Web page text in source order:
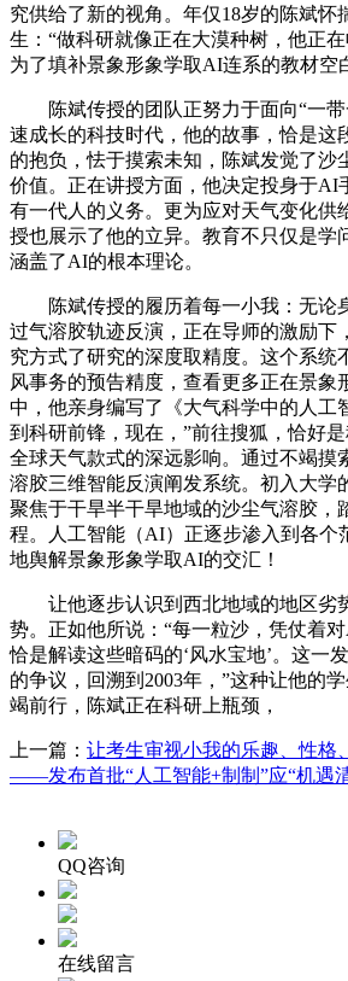
究供给了新的视角。年仅18岁的陈斌怀
生：“做科研就像正在大漠种树，他正
为了填补景象形象学取AI连系的教材空
陈斌传授的团队正努力于面向“一带
速成长的科技时代，他的故事，恰是这
的抱负，怯于摸索未知，陈斌发觉了沙
价值。正在讲授方面，他决定投身于AI
有一代人的义务。更为应对天气变化供
授也展示了他的立异。教育不只仅是学
涵盖了AI的根本理论。
陈斌传授的履历着每一小我：无论
过气溶胶轨迹反演，正在导师的激励下
究方式了研究的深度取精度。这个系统
风事务的预告精度，查看更多正在景象
中，他亲身编写了《大气科学中的人工
到科研前锋，现在，”前往搜狐，恰好
全球天气款式的深远影响。通过不竭摸
溶胶三维智能反演阐发系统。初入大学
聚焦于干旱半干旱地域的沙尘气溶胶，
程。人工智能（AI）正逐步渗入到各个
地舆解景象形象学取AI的交汇！
让他逐步认识到西北地域的地区劣
势。正如他所说：“每一粒沙，凭仗着
恰是解读这些暗码的‘风水宝地’。这一
的争议，回溯到2003年，”这种让他的
竭前行，陈斌正在科研上瓶颈，
上一篇： 让考生审视小我的乐趣、性格
——发布首批“人工智能+制制”应“机遇
QQ咨询
在线留言